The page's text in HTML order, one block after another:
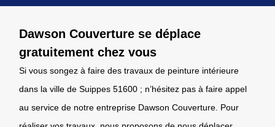
Dawson Couverture se déplace
gratuitement chez vous
Si vous songez à faire des travaux de peinture intérieure
dans la ville de Suippes 51600 ; n’hésitez pas à faire appel
au service de notre entreprise Dawson Couverture. Pour